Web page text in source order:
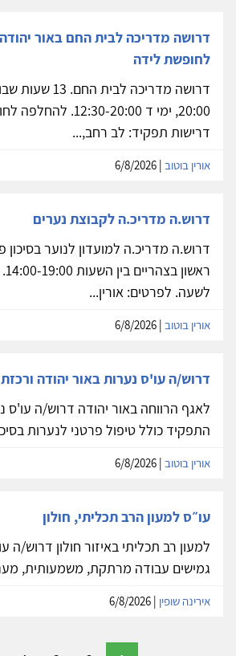
דרושה מדריכה לבית החם באור
לחופשת לידה
20:00, ימי ד 12:30-
דרישות תפקיד: לב רחב,...
אורין בוטוב
דרוש.ה מדריכ.ה לקבוצת נערים
דרוש.ה מדריכ.ה למועדון לנוער בסיכון
לשעה. לפרטים: אורין...
אורין בוטוב
דרוש/ה עו'ס נערות באור יהודה
לאגף הרווחה באור יהודה דרוש/ה עו'ס
התפקיד כולל טיפול פרטני לנערות
אורין בוטוב
עו״ס למעון הרב תכליתי, חולון
למעון רב תכליתי באיזור חולון דרוש/ה
גמישים עבודה מרתקת, משמעותית,
אירינה שופין